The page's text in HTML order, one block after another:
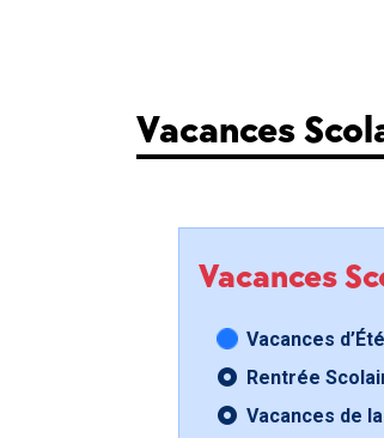
Vacances
Vacances
Vacances
Rentrée
Vacances de